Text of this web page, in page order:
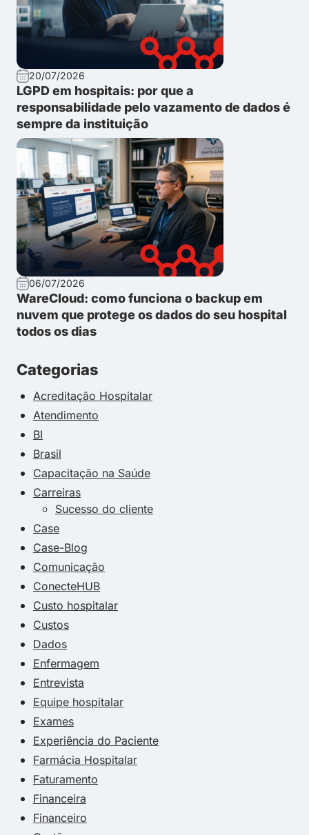
20/07/2026
LGPD em hospitais: por que a
responsabilidade pelo vazamento de dados é
sempre da instituição
06/07/2026
WareCloud: como funciona o backup em
nuvem que protege os dados do seu hospital
todos os dias
Categorias
Acreditação Hospitalar
Atendimento
BI
Brasil
Capacitação na Saúde
Carreiras
Sucesso do cliente
Case
Case-Blog
Comunicação
ConecteHUB
Custo hospitalar
Custos
Dados
Enfermagem
Entrevista
Equipe hospitalar
Exames
Experiência do Paciente
Farmácia Hospitalar
Faturamento
Financeira
Financeiro